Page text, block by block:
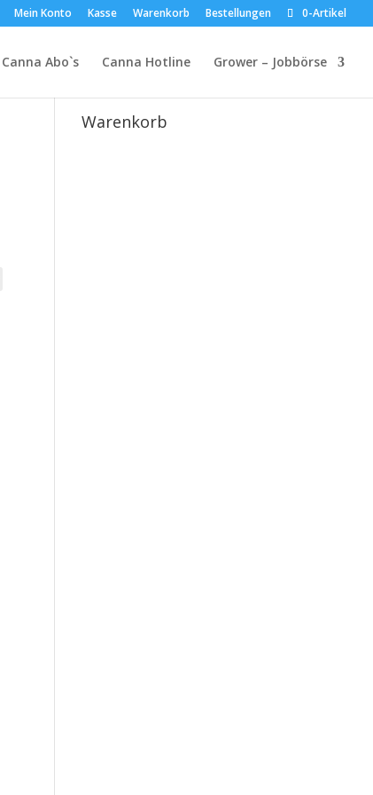
Mein Konto Kasse Warenkorb Bestellungen 0-Artikel
Canna Abo`s Canna Hotline Grower – Jobbörse
Suche
Warenkorb